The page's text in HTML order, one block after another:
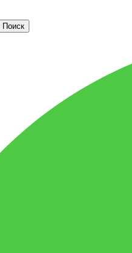
Поиск